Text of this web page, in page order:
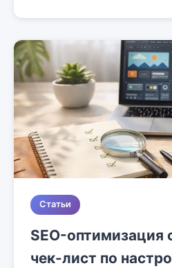
Статьи
SEO-оптимизация
чек-лист по